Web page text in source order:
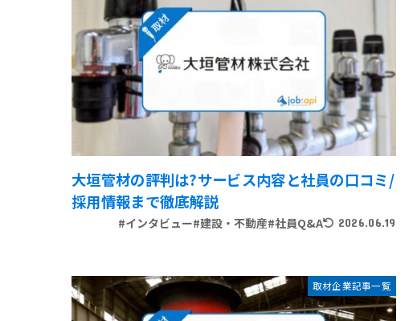
大垣管材の評判は?サービス内容と社員の口コミ/
採用情報まで徹底解説
#インタビュー#建設・不動産#社員Q&A 2026.06.19
取材企業記事一覧